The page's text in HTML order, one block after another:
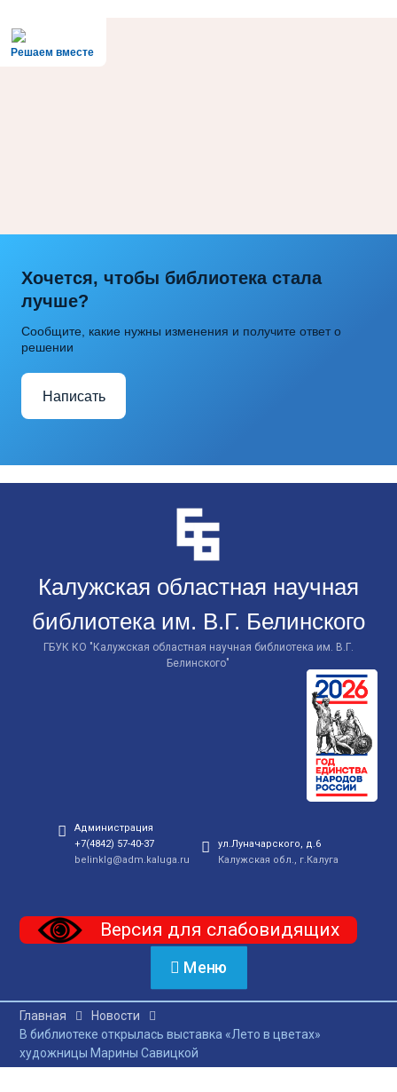
Решаем вместе
Хочется, чтобы библиотека стала
лучше?
Сообщите, какие нужны изменения и получите ответ о
решении
Написать
Калужская областная научная
библиотека им. В.Г. Белинского
ГБУК КО "Калужская областная научная библиотека им. В.Г.
Белинского"
Администрация
+7(4842) 57-40-37
belinklg@adm.kaluga.ru
ул.Луначарского, д.6
Калужская обл., г.Калуга
Версия для слабовидящих
Меню
Главная
Новости
В библиотеке открылась выставка «Лето в цветах»
художницы Марины Савицкой